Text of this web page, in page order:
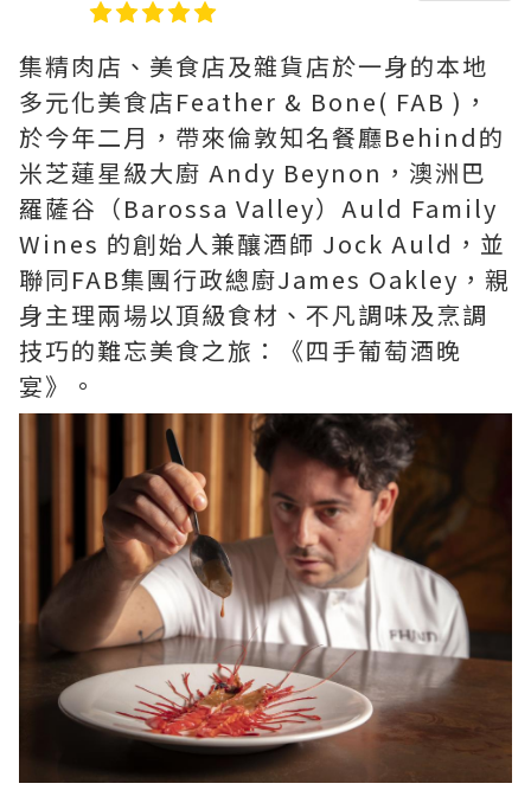
集精肉店、美食店及雜貨店於一身的本地
多元化美食店Feather & Bone( FAB )，
於今年二月，帶來倫敦知名餐廳Behind的
米芝蓮星級大廚 Andy Beynon，澳洲巴
羅薩谷（Barossa Valley）Auld Family
Wines 的創始人兼釀酒師 Jock Auld，並
聯同FAB集團行政總廚James Oakley，親
身主理兩場以頂級食材、不凡調味及烹調
技巧的難忘美食之旅：《四手葡萄酒晚
宴》。